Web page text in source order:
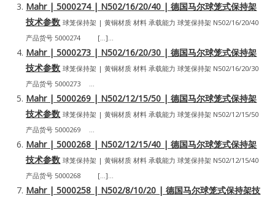
Mahr | 5000274 | N502/16/20/40 | 德国马尔球笼式保持架
技术参数 球笼保持架 | 黄铜材质 材料 承载能力 球笼保持架 N502/16/20/40
产品货号 5000274 […]...
Mahr | 5000273 | N502/16/20/30 | 德国马尔球笼式保持架
技术参数 球笼保持架 | 黄铜材质 材料 承载能力 球笼保持架 N502/16/20/30
产品货号 5000273 ...
Mahr | 5000269 | N502/12/15/50 | 德国马尔球笼式保持架
技术参数 球笼保持架 | 黄铜材质 材料 承载能力 球笼保持架 N502/12/15/50
产品货号 5000269 ...
Mahr | 5000268 | N502/12/15/40 | 德国马尔球笼式保持架
技术参数 球笼保持架 | 黄铜材质 材料 承载能力 球笼保持架 N502/12/15/40
产品货号 5000268 […]...
Mahr | 5000258 | N502/8/10/20 | 德国马尔球笼式保持架技